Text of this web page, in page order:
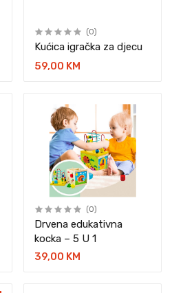
(0)
Kućica igračka za djecu
59,00 KM
(0)
Drvena edukativna
kocka – 5 U 1
39,00 KM